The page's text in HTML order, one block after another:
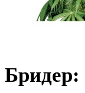
Бридер: